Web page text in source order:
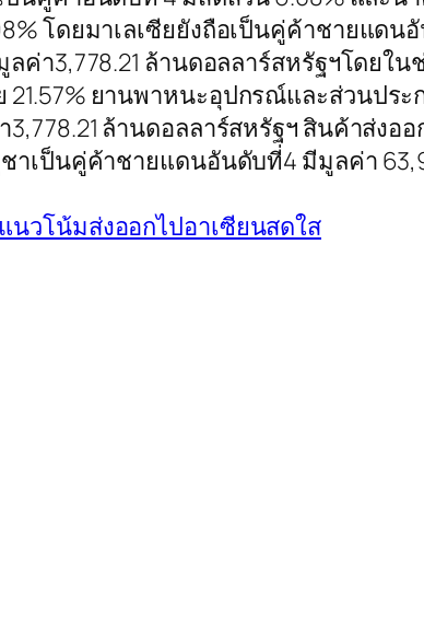
โดยมาเลเซียยังถือเป็นคู่ค้าชายแด
ค่า3,778.21 ล้านดอลลาร์สหรัฐฯโดยใ
ยานพาหนะอุปกรณ์และส่วนประ
ล้านดอลลาร์สหรัฐฯ สินค้าส่ง
าเป็นคู่ค้าชายแดนอันดับที่4 มีมูลค่า
แนวโน้มส่งออกไปอาเซียนสดใส